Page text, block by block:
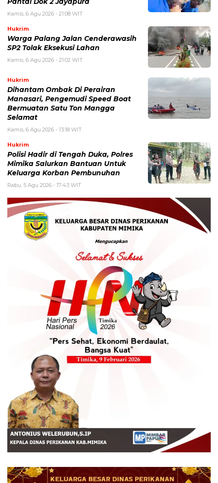
Pantai Dok 2 Jayapura
Kamis, 6 Agu 2026 - 21:08 WIT
Hukrim
Warga Palang Jalan Cenderawasih
SP2 Tolak Eksekusi Lahan
Kamis, 6 Agu 2026 - 21:02 WIT
Hukrim
Dihantam Ombak Di Perairan
Manasari, Pengemudi Speed Boat
Bermuatan Satu Ton Mangga
Selamat
Kamis, 6 Agu 2026 - 13:18 WIT
Hukrim
Polisi Hadir di Tengah Duka, Polres
Mimika Salurkan Bantuan Untuk
Keluarga Korban Pembunuhan
Rabu, 5 Agu 2026 - 17:43 WIT